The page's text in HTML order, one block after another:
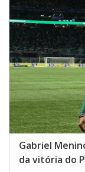
Opens in new
Gabriel
da vitória do